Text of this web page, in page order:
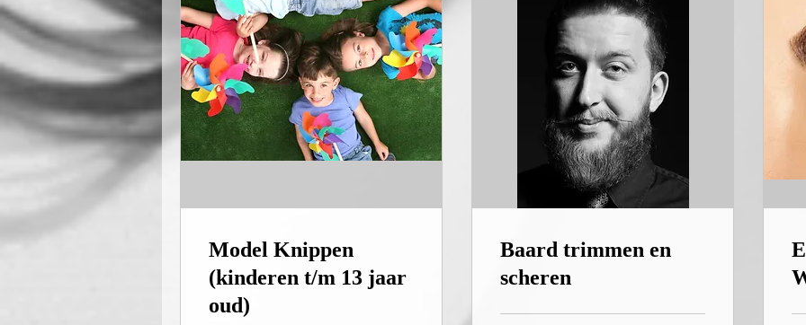
Model Knippen
(kinderen t/m 13 jaar
oud)
Baard trimmen en
scheren